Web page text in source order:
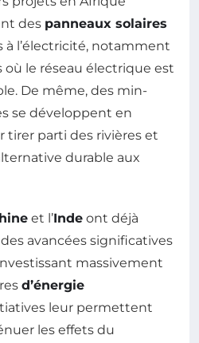
des panneaux solaires
à l’électricité, notamment
où le réseau électrique est
De même, des min-
se développent en
tirer parti des rivières et
durable aux
et l’Inde ont déjà
avancées significatives
massivement
d’énergie
leur permettent
les effets du